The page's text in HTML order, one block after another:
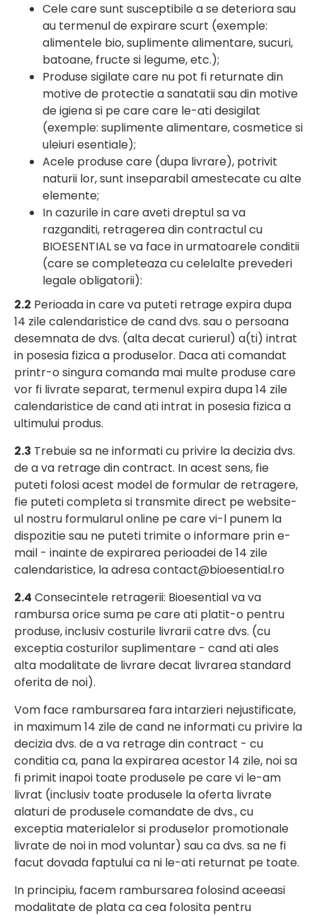
Cele care sunt susceptibile a se deteriora sau
au termenul de expirare scurt (exemple:
alimentele bio, suplimente alimentare, sucuri,
batoane, fructe si legume, etc.);
Produse sigilate care nu pot fi returnate din
motive de protectie a sanatatii sau din motive
de igiena si pe care care le-ati desigilat
(exemple: suplimente alimentare, cosmetice si
uleiuri esentiale);
Acele produse care (dupa livrare), potrivit
naturii lor, sunt inseparabil amestecate cu alte
elemente;
In cazurile in care aveti dreptul sa va
razganditi, retragerea din contractul cu
BIOESENTIAL se va face in urmatoarele conditii
(care se completeaza cu celelalte prevederi
legale obligatorii):
2.2 Perioada in care va puteti retrage expira dupa
14 zile calendaristice de cand dvs. sau o persoana
desemnata de dvs. (alta decat curierul) a(ti) intrat
in posesia fizica a produselor. Daca ati comandat
printr-o singura comanda mai multe produse care
vor fi livrate separat, termenul expira dupa 14 zile
calendaristice de cand ati intrat in posesia fizica a
ultimului produs.
2.3 Trebuie sa ne informati cu privire la decizia dvs.
de a va retrage din contract. In acest sens, fie
puteti folosi acest model de formular de retragere,
fie puteti completa si transmite direct pe website-
ul nostru formularul online pe care vi-l punem la
dispozitie sau ne puteti trimite o informare prin e-
mail - inainte de expirarea perioadei de 14 zile
calendaristice, la adresa contact@bioesential.ro
2.4 Consecintele retragerii: Bioesential va va
rambursa orice suma pe care ati platit-o pentru
produse, inclusiv costurile livrarii catre dvs. (cu
exceptia costurilor suplimentare - cand ati ales
alta modalitate de livrare decat livrarea standard
oferita de noi).
Vom face rambursarea fara intarzieri nejustificate,
in maximum 14 zile de cand ne informati cu privire la
decizia dvs. de a va retrage din contract - cu
conditia ca, pana la expirarea acestor 14 zile, noi sa
fi primit inapoi toate produsele pe care vi le-am
livrat (inclusiv toate produsele la oferta livrate
alaturi de produsele comandate de dvs., cu
exceptia materialelor si produselor promotionale
livrate de noi in mod voluntar) sau ca dvs. sa ne fi
facut dovada faptului ca ni le-ati returnat pe toate.
In principiu, facem rambursarea folosind aceeasi
modalitate de plata ca cea folosita pentru